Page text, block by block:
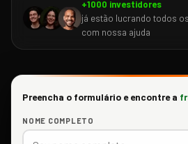
+1000 investidores
já estão lucrando todos
com nossa ajuda
Preencha o formulário e encontre a
NOME COMPLETO